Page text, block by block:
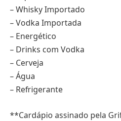
– Whisky Importado
– Vodka Importada
– Energético
– Drinks com Vodka
– Cerveja
– Água
– Refrigerante
**Cardápio assinado pela